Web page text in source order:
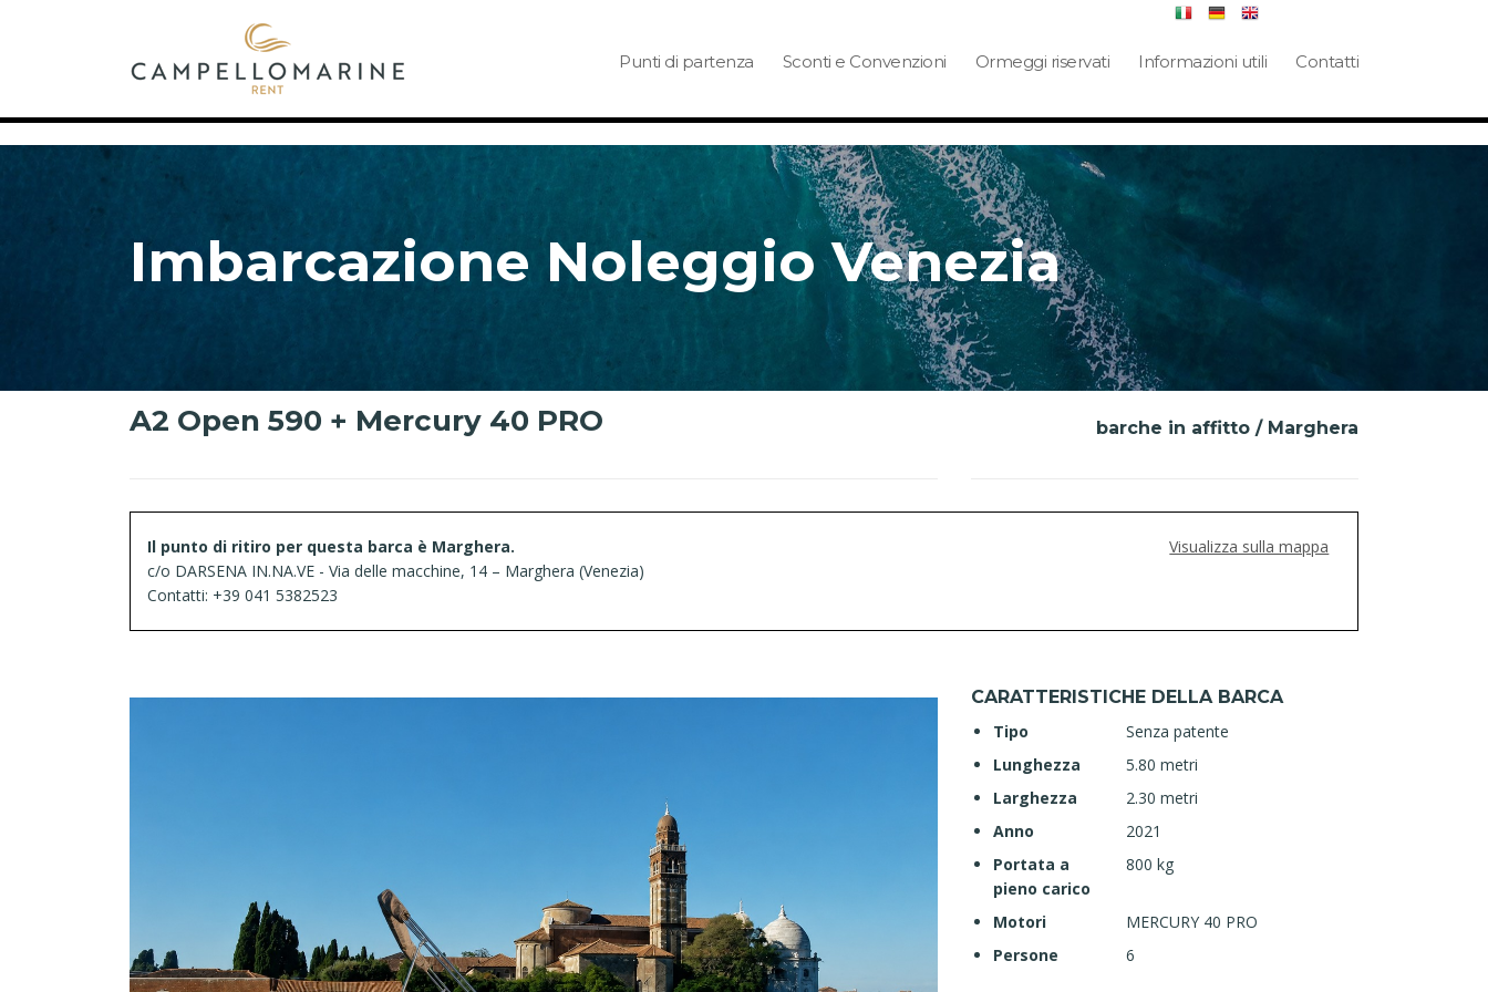
Punti di partenza Sconti e Convenzioni Ormeggi riservati Informazioni utili Contatti
Imbarcazione Noleggio Venezia
A2 Open 590 + Mercury 40 PRO barche in affitto / Marghera
Il punto di ritiro per questa barca è Marghera.
c/o DARSENA IN.NA.VE - Via delle macchine, 14 – Marghera (Venezia)
Contatti: +39 041 5382523
Visualizza sulla mappa
CARATTERISTICHE DELLA BARCA
Tipo
Senza patente
Lunghezza
5.80 metri
Larghezza
2.30 metri
Anno
2021
Portata a
pieno carico
800 kg
Motori
MERCURY 40 PRO
Persone
6